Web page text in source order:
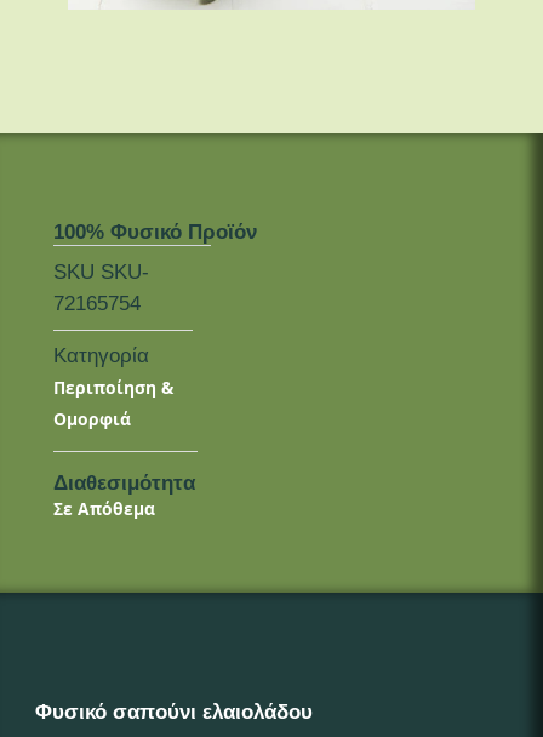
Φυσικό σαπούνι ελαιολάδου
100% Φυσικό Προϊόν
SKU SKU-
72165754
Κατηγορία
Περιποίηση &
Ομορφιά
Διαθεσιμότητα
Σε Απόθεμα